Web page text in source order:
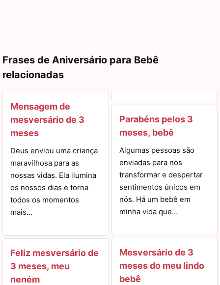
Frases de Aniversário para Bebê
relacionadas
Mensagem de
mesversário de 3
meses
Deus enviou uma criança
maravilhosa para as
nossas vidas. Ela ilumina
os nossos dias e torna
todos os momentos
mais…
Feliz mesversário de
3 meses, meu
neném
Parabéns pelos 3
meses, bebê
Algumas pessoas são
enviadas para nos
transformar e despertar
sentimentos únicos em
nós. Há um bebê em
minha vida que…
Mesversário de 3
meses do meu lindo
bebê